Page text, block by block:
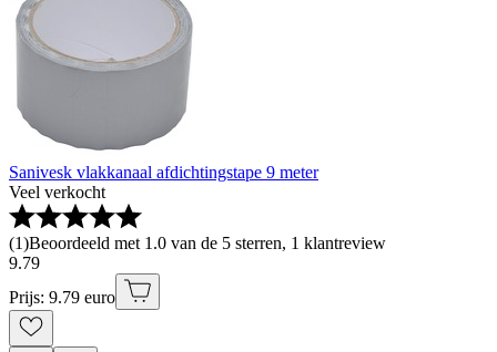
Sanivesk vlakkanaal afdichtingstape 9 meter
Veel verkocht
(1)Beoordeeld met 1.0 van de 5 sterren, 1 klantreview
9.79
Prijs: 9.79 euro